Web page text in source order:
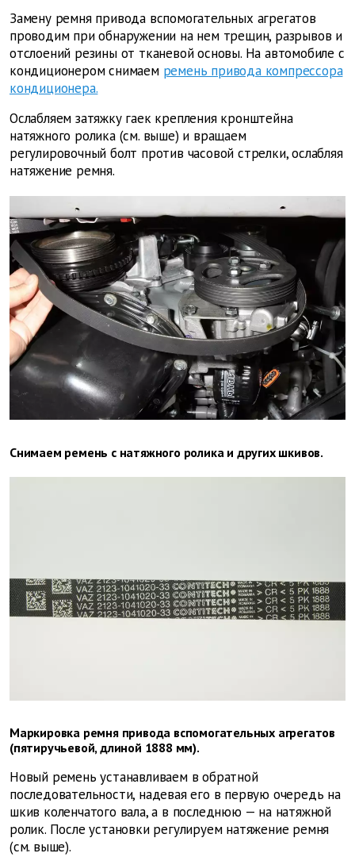
Замену ремня привода вспомогательных агрегатов
проводим при обнаружении на нем трещин, разрывов и
отслоений резины от тканевой основы. На автомобиле с
кондиционером снимаем ремень привода компрессора
кондиционера.
Ослабляем затяжку гаек крепления кронштейна
натяжного ролика (см. выше) и вращаем
регулировочный болт против часовой стрелки, ослабляя
натяжение ремня.
Снимаем ремень с натяжного ролика и других шкивов.
Маркировка ремня привода вспомогательных агрегатов
(пятиручьевой, длиной 1888 мм).
Новый ремень устанавливаем в обратной
последовательности, надевая его в первую очередь на
шкив коленчатого вала, а в последнюю — на натяжной
ролик. После установки регулируем натяжение ремня
(см. выше).